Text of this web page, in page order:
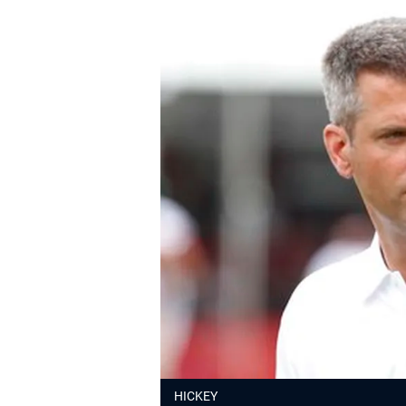
HICKEY